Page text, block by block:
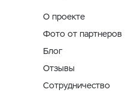
О проекте
Фото от партнеров
Блог
Отзывы
Сотрудничество